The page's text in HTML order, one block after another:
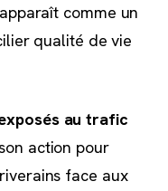
comme un
qualité de vie
au trafic
action pour
face aux